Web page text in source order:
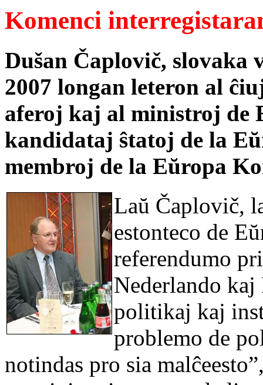
Komenci
Dušan Čaplovič, slovaka
2007 longan leteron al
aferoj kaj al ministroj de
kandidataj ŝtatoj de la
membroj de la Eŭropa
Laŭ Čaplovič,
estonteco de
referendumo
Nederlando
politikaj kaj
problemo de
notindas pro sia